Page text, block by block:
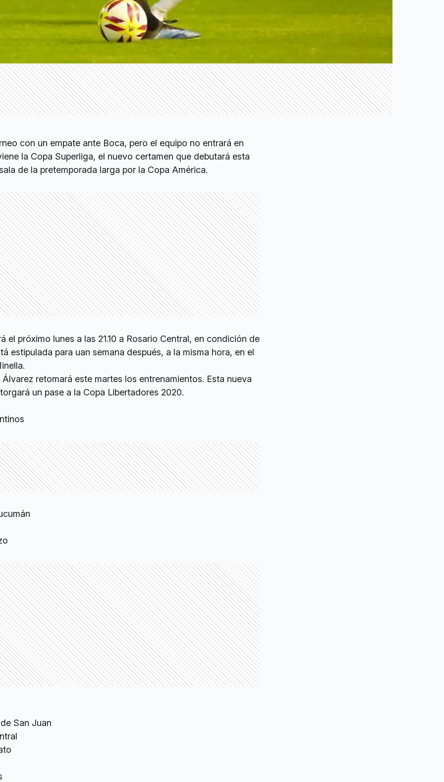
con un empate ante Boca, pero el equipo no entrará en
la Copa Superliga, el nuevo certamen que debutará esta
de la pretemporada larga por la Copa América.
el próximo lunes a las 21.10 a Rosario Central, en condición de
estipulada para uan semana después, a la misma hora, en el
retomará este martes los entrenamientos. Esta nueva
un pase a la Copa Libertadores 2020.
San Juan